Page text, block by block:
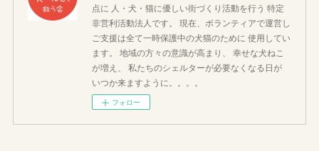
点に 人・犬・猫に優しい街づくり活動を行う 特定
非営利活動法人です。 現在、ボランティアで運営し
ご支援は全て一時保護中の犬猫のために 使用してい
ます。 地域の方々の意識が高まり、 幸せな犬ねこ
が増え、 私たちのシェルターが必要なくなる日が
いつか来ますように。。。。
フォロー